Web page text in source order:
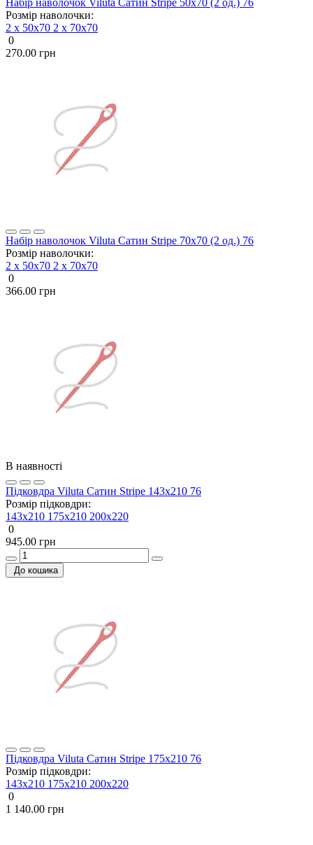
Розмір наволочки:
2 х 50х70 2 х 70х70
0
270.00 грн
Набір наволочок Viluta Сатин Stripe 70х70 (2 од.) 76
Розмір наволочки:
2 х 50х70 2 х 70х70
0
366.00 грн
В наявності
Підковдра Viluta Сатин Stripe 143х210 76
Розмір підковдри:
143x210 175x210 200х220
0
945.00 грн
До кошика
Підковдра Viluta Сатин Stripe 175х210 76
Розмір підковдри:
143x210 175x210 200х220
0
1 140.00 грн